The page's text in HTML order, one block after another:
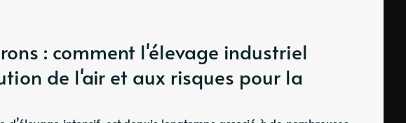
: comment l'élevage industriel
de l'air et aux risques pour la